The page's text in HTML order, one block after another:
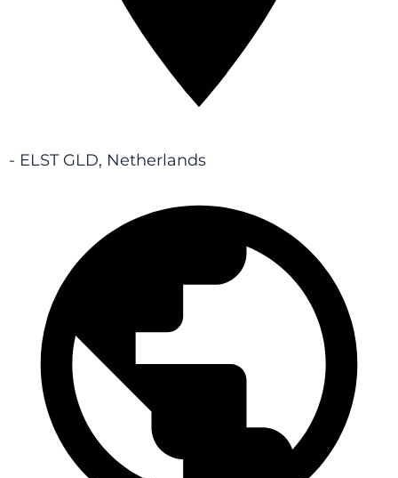
- ELST GLD, Netherlands